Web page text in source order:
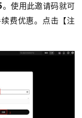
。使用此邀请码就可
费优惠。
点击【注